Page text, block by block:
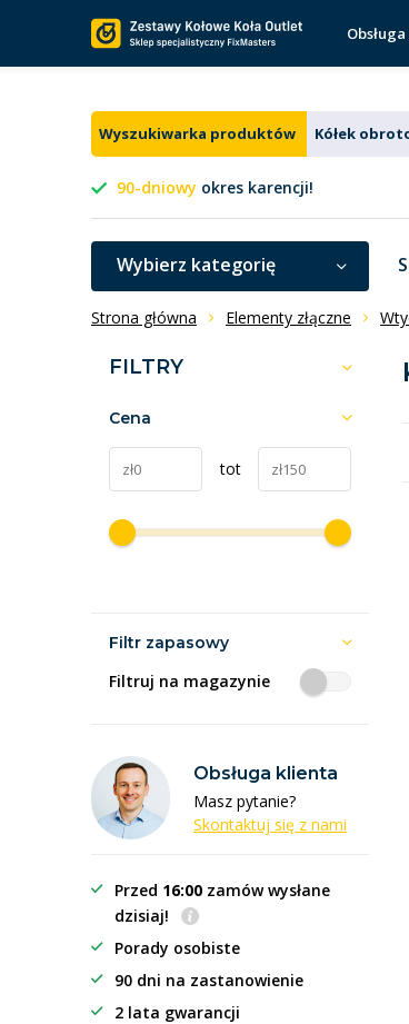
Wyszukiwarka produktów Kółek
90-dniowy okres karencji!
Wybierz kategorię
Strona główna Elementy złączne
FILTRY
Cena
tot
Filtr zapasowy
Filtruj na magazynie
Obsługa klienta
Masz pytanie?
Skontaktuj się z nami
Przed 16:00 zamów wysłane
dzisiaj!
Porady osobiste
90 dni na zastanowienie
2 lata gwarancji